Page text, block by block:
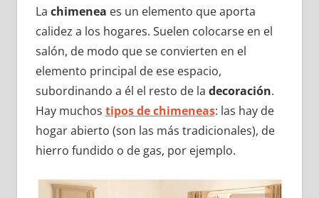
La chimenea es un elemento que aporta
calidez a los hogares. Suelen colocarse en el
salón, de modo que se convierten en el
elemento principal de ese espacio,
subordinando a él el resto de la decoración.
Hay muchos tipos de chimeneas: las hay de
hogar abierto (son las más tradicionales), de
hierro fundido o de gas, por ejemplo.